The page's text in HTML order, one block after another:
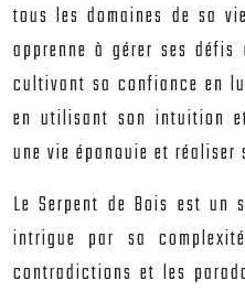
tous les domaines de sa
apprenne à gérer ses
cultivant sa confiance en
en utilisant son intuition
une vie épanouie et
Le Serpent de Bois est
intrigue par sa
contradictions et les